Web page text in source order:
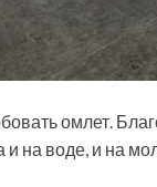
омлет.
и на воде, и на